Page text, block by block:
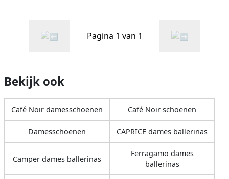
Pagina 1 van 1
Bekijk ook
Café Noir damesschoenen Café Noir schoenen
Damesschoenen CAPRICE dames ballerinas
Camper dames ballerinas
Ferragamo dames
ballerinas